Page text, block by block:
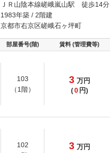
ＪＲ山陰本線嵯峨嵐山駅 徒歩14分
1983年築 / 2階建
京都市右京区嵯峨石ヶ坪町
部屋番号(階) 賃料 (管理費等)
103
（1階）
3 万円
(0 円)
102
3 万円